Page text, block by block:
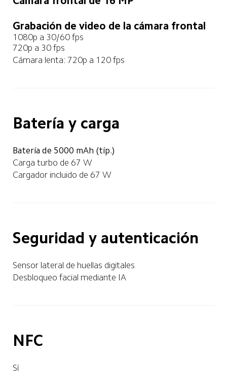
Grabación de video de la cámara frontal
1080p a 30/60 fps
720p a 30 fps
Cámara lenta: 720p a 120 fps
Batería y carga
Batería de 5000 mAh (típ.)
Carga turbo de 67 W
Cargador incluido de 67 W
Seguridad y autenticación
Sensor lateral de huellas digitales
Desbloqueo facial mediante IA
NFC
Sí